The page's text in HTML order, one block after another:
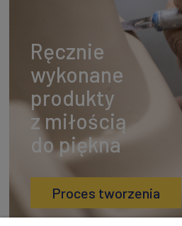
Ręcznie
wykonane
produkty
z miłością
do piękna
Proces tworzenia